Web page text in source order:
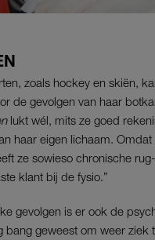
zoals hockey en skiën,
de gevolgen van haar
lukt wél, mits ze goed
haar eigen lichaam. Omdat
ze sowieso chronische
klant bij de fysio.”
gevolgen is er ook de
bang geweest om weer ziek